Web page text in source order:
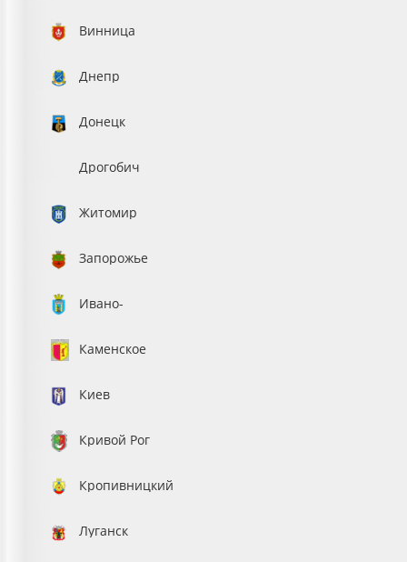
Винница
Днепр
Донецк
Дрогобич
Житомир
Запорожье
Ивано-
Каменское
Киев
Кривой Рог
Кропивницкий
Луганск